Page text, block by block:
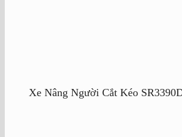
Xe Nâng Người Cắt Kéo